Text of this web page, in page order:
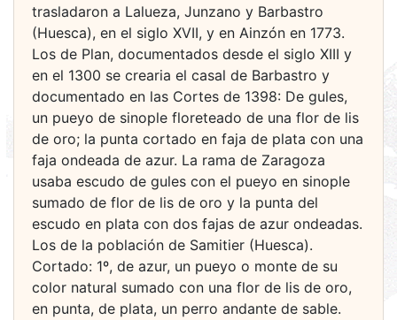
trasladaron a Lalueza, Junzano y Barbastro
(Huesca), en el siglo XVII, y en Ainzón en 1773.
Los de Plan, documentados desde el siglo XIII y
en el 1300 se crearia el casal de Barbastro y
documentado en las Cortes de 1398: De gules,
un pueyo de sinople floreteado de una flor de lis
de oro; la punta cortado en faja de plata con una
faja ondeada de azur. La rama de Zaragoza
usaba escudo de gules con el pueyo en sinople
sumado de flor de lis de oro y la punta del
escudo en plata con dos fajas de azur ondeadas.
Los de la población de Samitier (Huesca).
Cortado: 1º, de azur, un pueyo o monte de su
color natural sumado con una flor de lis de oro,
en punta, de plata, un perro andante de sable.